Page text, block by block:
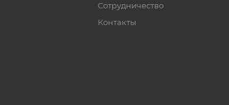
Сотрудничество
Контакты